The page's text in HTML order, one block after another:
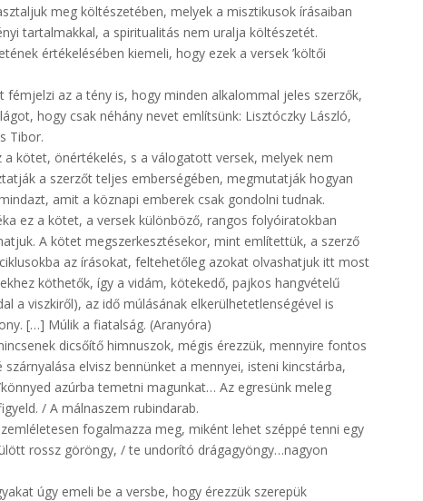
meg költészetében, melyek a misztikusok írásaiban
tartalmakkal, a spiritualitás nem uralja költészetét.
értékelésében kiemeli, hogy ezek a versek ’költői
az a tény is, hogy minden alkalommal jeles szerzők,
hogy csak néhány nevet említsünk: Lisztóczky László,
Tibor.
kötet, önértékelés, s a válogatott versek, melyek nem
a szerzőt teljes emberségében, megmutatják hogyan
amit a köznapi emberek csak gondolni tudnak.
ez a kötet, a versek különböző, rangos folyóiratokban
A kötet megszerkesztésekor, mint említettük, a szerző
az írásokat, feltehetőleg azokat olvashatjuk itt most
köthetők, így a vidám, kötekedő, pajkos hangvételű
a viszkiről), az idő múlásának elkerülhetetlenségével is
[…] Múlik a fiatalság. (Aranyóra)
dicsőítő himnuszok, mégis érezzük, mennyire fontos
elvisz bennünket a mennyei, isteni kincstárba,
azúrba temetni magunkat… Az egresünk meleg
/ A málnaszem rubindarab.
fogalmazza meg, miként lehet széppé tenni egy
rossz göröngy, / te undorító drágagyöngy…nagyon
úgy emeli be a versbe, hogy érezzük szerepük